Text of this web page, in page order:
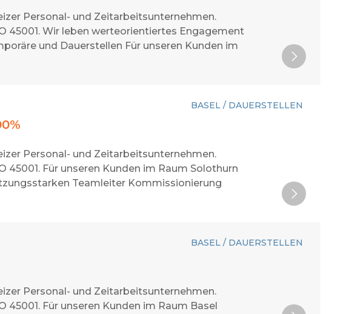
Personal- und Zeitarbeitsunternehmen.
45001. Wir leben werteorientiertes Engagement
und Dauerstellen Für unseren Kunden im
BASEL / DAUERSTELLEN
Personal- und Zeitarbeitsunternehmen.
45001. Für unseren Kunden im Raum Solothurn
Teamleiter Kommissionierung
BASEL / DAUERSTELLEN
Personal- und Zeitarbeitsunternehmen.
45001. Für unseren Kunden im Raum Basel